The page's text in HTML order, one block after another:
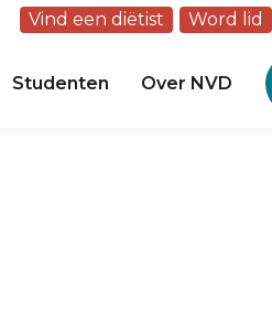
Vind een diëtist Word lid
Studenten Over NVD